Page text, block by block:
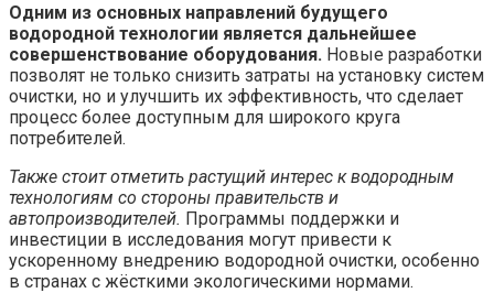
Одним из основных направлений будущего
водородной технологии является дальнейшее
совершенствование оборудования. Новые разработки
позволят не только снизить затраты на установку систем
очистки, но и улучшить их эффективность, что сделает
процесс более доступным для широкого круга
потребителей.
Также стоит отметить растущий интерес к водородным
технологиям со стороны правительств и
автопроизводителей. Программы поддержки и
инвестиции в исследования могут привести к
ускоренному внедрению водородной очистки, особенно
в странах с жёсткими экологическими нормами.